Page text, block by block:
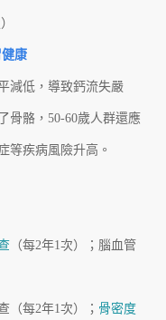
康
減低，導致鈣流失嚴
骨骼，50-60歲人群還應
等疾病風險升高。
（每2年1次）；腦血管
（每2年1次）； 骨密度